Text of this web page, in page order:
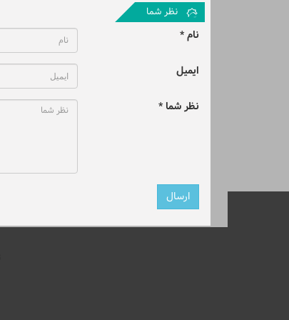
نظر شما
نام *
ایمیل
نظر شما *